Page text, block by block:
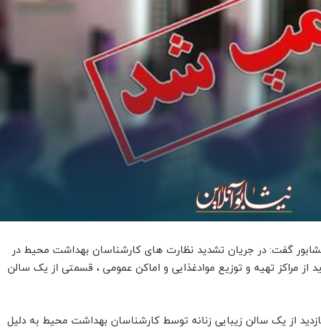
گفت: در جریان تشدید نظارت های کارشناسان بهداشت محیط در
از مراکز تهیه و توزیع موادغذایی و اماکن عمومی ، قسمتی از یک سالن
از یک سالن زیبایی زنانه توسط کارشناسان بهداشت محیط به دلیل